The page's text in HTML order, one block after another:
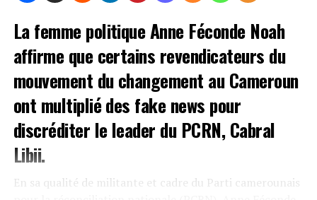
La femme politique Anne Féconde Noah
affirme que certains revendicateurs du
mouvement du changement au Cameroun
ont multiplié des fake news pour
discréditer le leader du PCRN, Cabral
Libii.
En sa qualité de militante et cadre du Parti camerounais